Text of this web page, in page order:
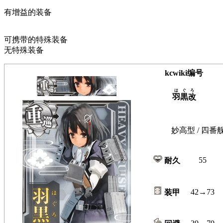
有增益的装备
可携带的特殊装备
无特殊装备
kcwiki编号
羽黒改
はぐろ
妙高型 / 四番
耐久 55
装甲 42→73